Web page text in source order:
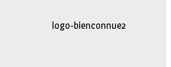
logo-movimiento.fw